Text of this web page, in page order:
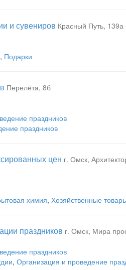
и сувениров Красный Путь, 139а
, Подарки
Перелёта, 8б
праздников
праздников
цен г. Омск,
химия, Хозяйственные
праздников г. Омск, Мира
праздников
, Организация и проведение